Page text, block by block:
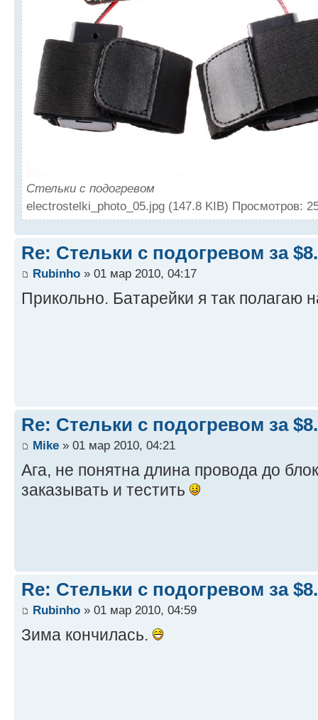
Стельки с подогревом
electrostelki_photo_05.jpg (147.8 KIB) Просмотров:
Re: Стельки с подогревом за
Rubinho » 01 мар 2010, 04:17
Прикольно. Батарейки я так полагаю
Re: Стельки с подогревом за
Mike » 01 мар 2010, 04:21
Ага, не понятна длина провода до
заказывать и тестить
Re: Стельки с подогревом за
Rubinho » 01 мар 2010, 04:59
Зима кончилась.